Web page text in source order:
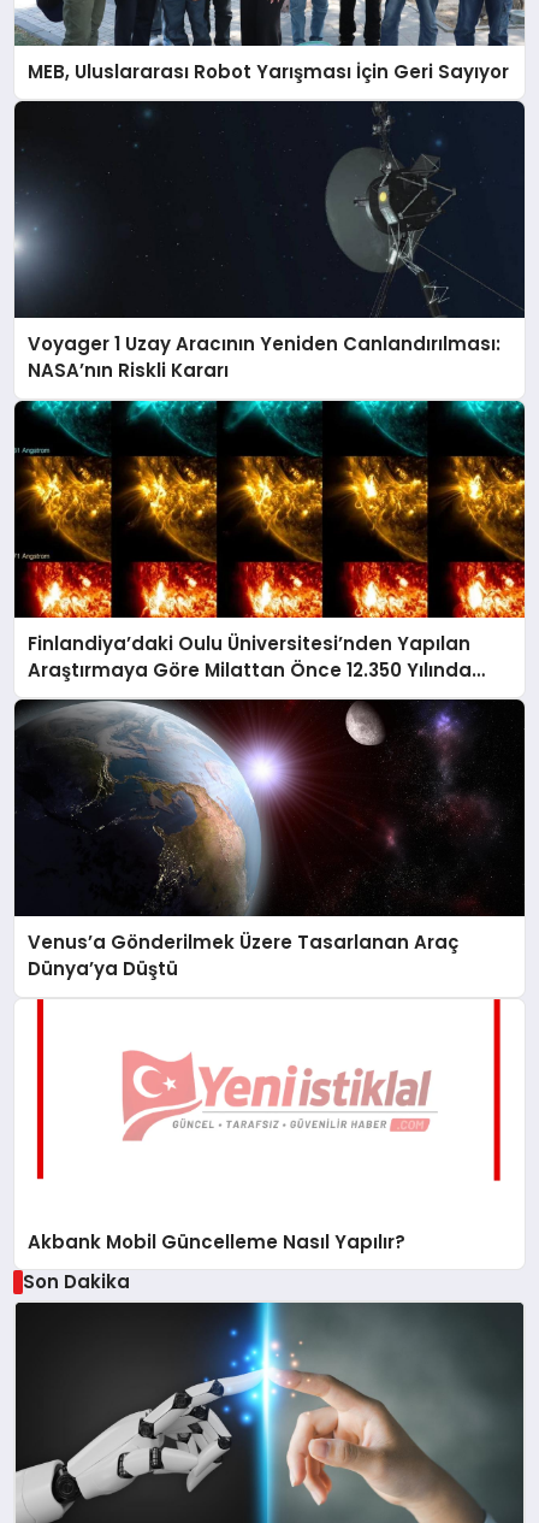
MEB, Uluslararası Robot Yarışması İçin Geri Sayıyor
Voyager 1 Uzay Aracının Yeniden Canlandırılması:
NASA’nın Riskli Kararı
Finlandiya’daki Oulu Üniversitesi’nden Yapılan
Araştırmaya Göre Milattan Önce 12.350 Yılında
Büyük Bir Jeomanyetik Fırtına Yaşandı
Venus’a Gönderilmek Üzere Tasarlanan Araç
Dünya’ya Düştü
Akbank Mobil Güncelleme Nasıl Yapılır?
Son Dakika